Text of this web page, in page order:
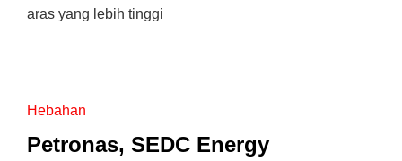
aras yang lebih tinggi
Hebahan
Petronas, SEDC Energy